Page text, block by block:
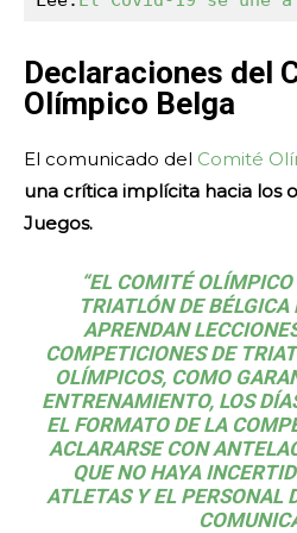
Declaraciones del
Olímpico Belga
El comunicado del Comité
una crítica implícita hacia los
Juegos.
“EL COMITÉ
TRIATLÓN DE BÉLGICA
APRENDAN
COMPETICIONES DE
OLÍMPICOS, COMO
ENTRENAMIENTO, LOS
EL FORMATO DE LA
ACLARARSE CON
QUE NO HAYA
ATLETAS Y EL PERSONAL